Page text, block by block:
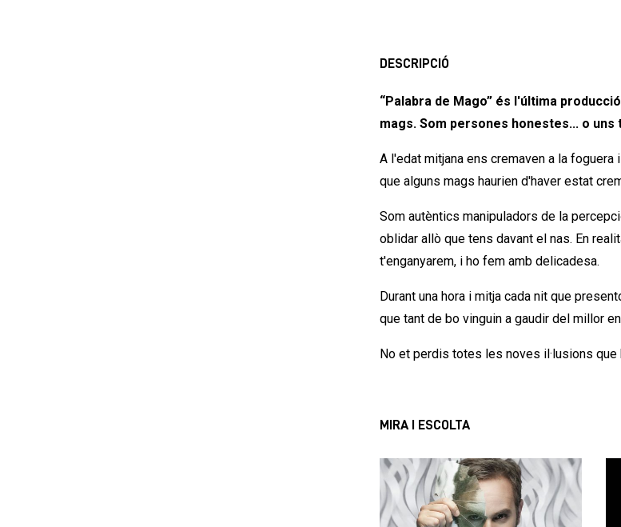
DESCRIPCIÓ
“Palabra de Mago” és l'última
mags. Som persones honestes... o uns
A l'edat mitjana ens cremaven a la
que alguns mags haurien d'haver estat
Som autèntics manipuladors de la
oblidar allò que tens davant el nas. En
t'enganyarem, i ho fem amb delicadesa.
Durant una hora i mitja cada nit que
que tant de bo vinguin a gaudir del millor
No et perdis totes les noves il·lusions que
MIRA I ESCOLTA